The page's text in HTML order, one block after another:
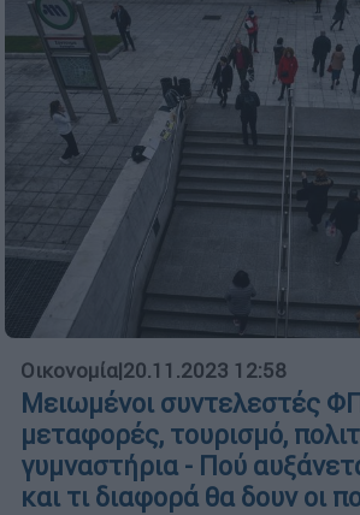
Οικονομία|20.11.2023 12:58
Μειωμένοι συντελεστές
μεταφορές, τουρισμό,
γυμναστήρια - Πού
και τι διαφορά θα δουν οι